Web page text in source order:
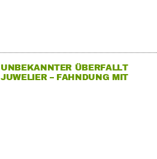
UNBEKANNTER ÜBERFALLT
JUWELIER – FAHNDUNG MIT